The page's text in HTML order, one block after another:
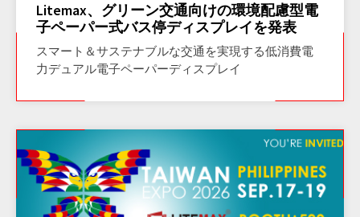
Litemax、グリーン交通向けの環境配慮型電
子ペーパー式バス停ディスプレイを発表
スマート＆サステナブルな交通を実現する低消費電
力デュアル電子ペーパーディスプレイ